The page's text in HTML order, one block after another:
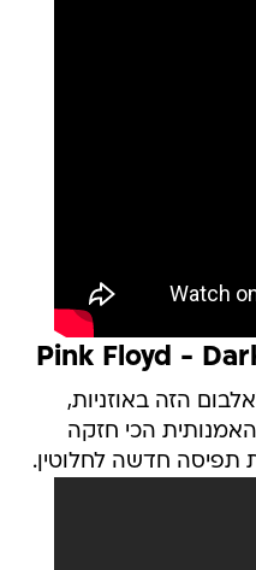
Pink Floyd -
הזה באוזניות,
הכי חזקה
תפיסה חדשה לחלוטין.